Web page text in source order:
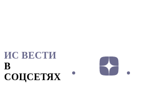
ИС ВЕСТИ
В
СОЦСЕТЯХ